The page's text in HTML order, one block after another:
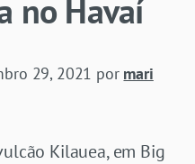
no Havaí
29, 2021 por mari
Kilauea, em Big